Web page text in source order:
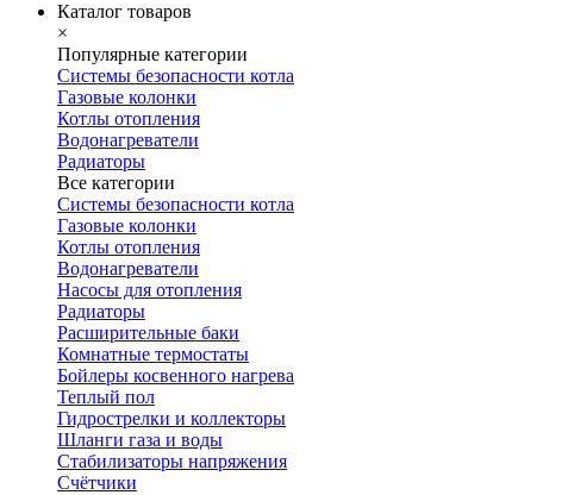
Каталог товаров
×
Популярные категории
Системы безопасности котла
Газовые колонки
Котлы отопления
Водонагреватели
Радиаторы
Все категории
Системы безопасности котла
Газовые колонки
Котлы отопления
Водонагреватели
Насосы для отопления
Радиаторы
Расширительные баки
Комнатные термостаты
Бойлеры косвенного нагрева
Теплый пол
Гидрострелки и коллекторы
Шланги газа и воды
Стабилизаторы напряжения
Счётчики